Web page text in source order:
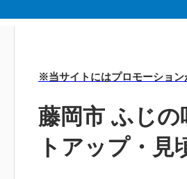
※当サイトにはプロモーション
藤岡市 ふじ
トアップ・見